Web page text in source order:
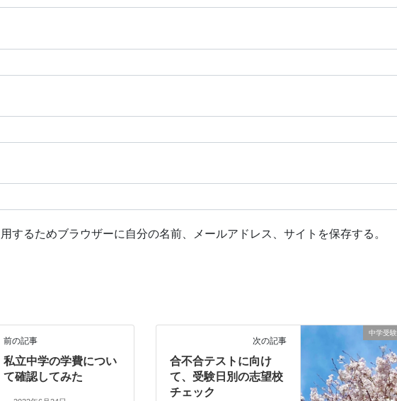
するためブラウザーに自分の名前、メールアドレス、サイトを保存する。
前の記事
私立中学の学費につい
て確認してみた
中学受験
次の記事
合不合テストに向け
て、受験日別の志望校
チェック